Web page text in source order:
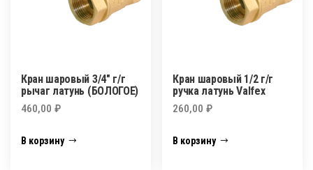
Кран шаровый 3/4″ г/г
рычаг латунь (БОЛОГОЕ)
460,00 ₽
В корзину
Кран шаровый 1/2 г/г
ручка латунь Valfex
260,00₽
В корзину